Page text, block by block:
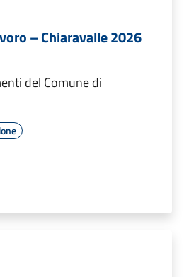
– Chiaravalle 2026
del Comune di